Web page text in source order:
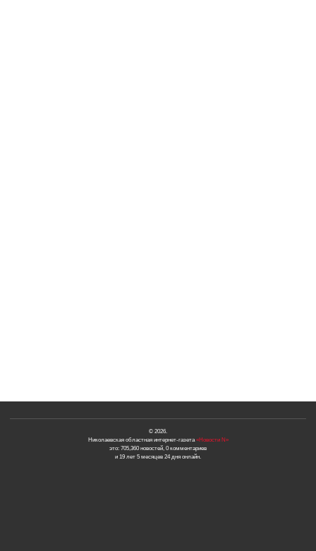
© 2026.
Николаевская областная интернет-газета«Новости N»
это: 705,360 новостей, 0 комментариев
и 19 лет 5 месяцев 24 дня онлайн.